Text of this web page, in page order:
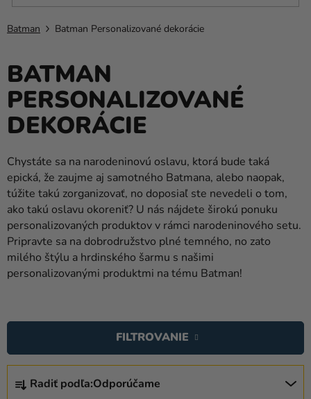
stany
Kanekalon
Hélium
a
balóny
Svadba
Párty
Výzdoba
a
doplnky
Karnevalové
kostýmy a
masky
Novinky
Darčeky
Batman Batman Personalizované dekorácie
BATMAN
PERSONALIZOVANÉ
DEKORÁCIE
Chystáte sa na narodeninovú oslavu, ktorá bude taká
epická, že zaujme aj samotného Batmana, alebo naopak,
túžite takú zorganizovať, no doposiaľ ste nevedeli o tom,
ako takú oslavu okoreniť? U nás nájdete širokú ponuku
personalizovaných produktov v rámci narodeninového setu.
Pripravte sa na dobrodružstvo plné temného, no zato
milého štýlu a hrdinského šarmu s našimi
personalizovanými produktmi na tému Batman!
A
Radiť podľa:Odporúčame
FILTROVANIE
Ý
P
I
S